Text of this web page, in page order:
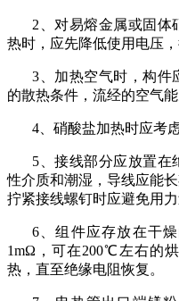
2、对易熔金属或固体
热时，应先降低使用电压
3、加热空气时，构件
的散热条件，流经的空气能
4、硝酸盐加热时应考
5、接线部分应放置在
性介质和潮湿，导线应能
拧紧接线螺钉时应避免用力
6、组件应存放在干
1mΩ，可在200℃左右的
热，直至绝缘电阻恢复。